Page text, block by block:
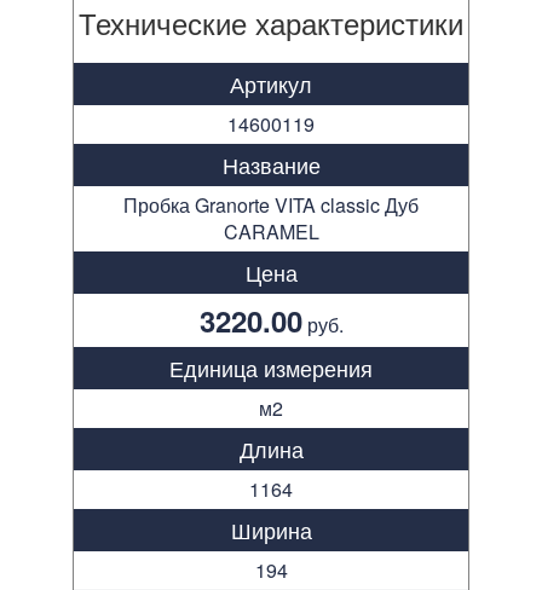
Технические характеристики
Артикул
14600119
Название
Пробка Granorte VITA classic Дуб
CARAMEL
Цена
3220.00руб.
Единица измерения
м2
Длина
1164
Ширина
194